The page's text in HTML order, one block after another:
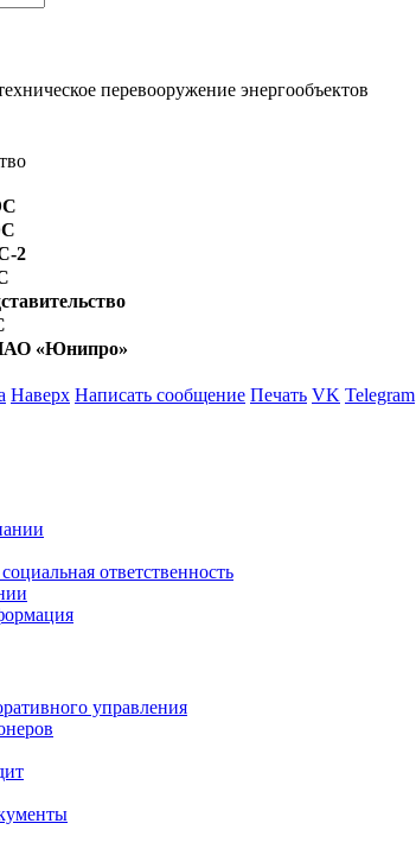
перевооружение энергообъектов
2
«Юнипро»
Наверх Написать сообщение Печать VK Telegram
ответственность
управления